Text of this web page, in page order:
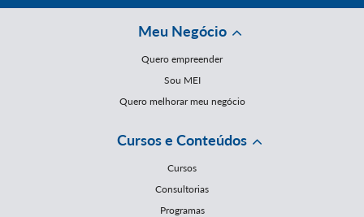
Meu Negócio
Quero empreender
Sou MEI
Quero melhorar meu negócio
Cursos e Conteúdos
Cursos
Consultorias
Programas